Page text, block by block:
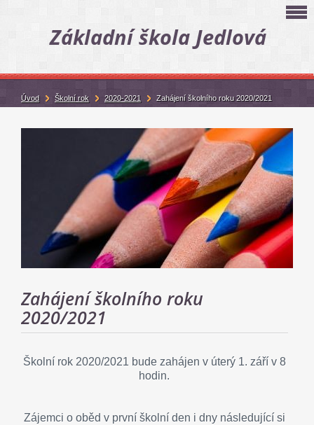
Základní škola Jedlová
Zahájení školního roku
2020/2021
Školní rok 2020/2021 bude zahájen v úterý 1. září v 8
hodin.
Zájemci o oběd v první školní den i dny následující si
Úvod Školní rok 2020-2021 Zahájení školního roku 2020/2021